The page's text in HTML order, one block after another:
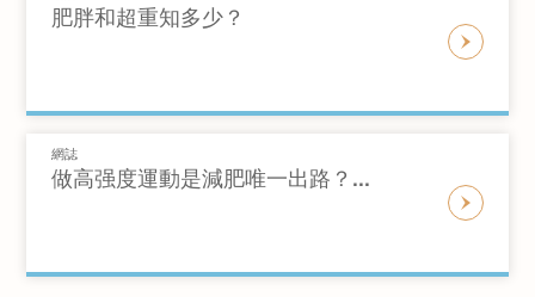
肥胖和超重知多少？
網誌
做高强度運動是減肥唯一出路？...